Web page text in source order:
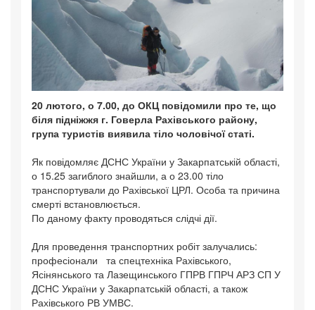
20 лютого, о 7.00, до ОКЦ повідомили про те, що
біля підніжжя г. Говерла Рахівського району,
група туристів виявила тіло чоловічої статі.
Як повідомляє ДСНС України у Закарпатській області,
о 15.25 загиблого знайшли, а о 23.00 тіло
транспортували до Рахівської ЦРЛ. Особа та причина
смерті встановлюється.
По даному факту проводяться слідчі дії.
Для проведення транспортних робіт залучались:
професіонали та спецтехніка Рахівського,
Ясінянського та Лазещинського ГПРВ ГПРЧ АРЗ СП У
ДСНС України у Закарпатській області, а також
Рахівського РВ УМВС.